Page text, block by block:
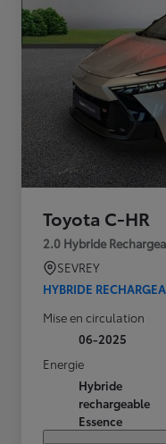
Toyota C-HR
2.0 Hybride
SEVREY
HYBRIDE
Mise en circulation
06-2025
Energie
Hybride
rechargeable
Essence